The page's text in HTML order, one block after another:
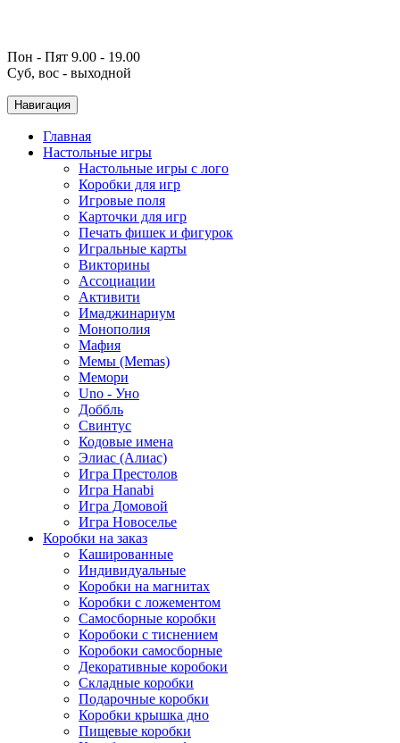
Пон - Пят 9.00 - 19.00
Суб, вос - выходной
Навигация
Главная
Настольные игры
Настольные игры с лого
Коробки для игр
Игровые поля
Карточки для игр
Печать фишек и фигурок
Игральные карты
Викторины
Ассоциации
Активити
Имаджинариум
Монополия
Мафия
Мемы (Memas)
Мемори
Uno - Уно
Доббль
Свинтус
Кодовые имена
Элиас (Алиас)
Игра Престолов
Игра Hanabi
Игра Домовой
Игра Новоселье
Коробки на заказ
Кашированные
Индивидуальные
Коробки на магнитах
Коробки с ложементом
Самосборные коробки
Коробоки с тиснением
Коробоки самосборные
Декоративные коробоки
Складные коробки
Подарочные коробки
Коробки крышка дно
Пищевые коробки